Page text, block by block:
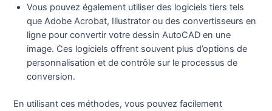
Vous pouvez également utiliser des logiciels tiers tels
que Adobe Acrobat, Illustrator ou des convertisseurs en
ligne pour convertir votre dessin AutoCAD en une
image. Ces logiciels offrent souvent plus d’options de
personnalisation et de contrôle sur le processus de
conversion.
En utilisant ces méthodes, vous pouvez facilement